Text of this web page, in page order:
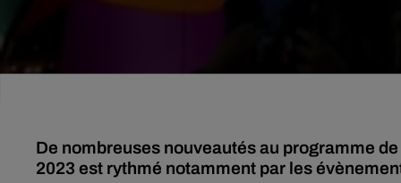
De nombreuses nouveautés au programme
2023 est rythmé notamment par les